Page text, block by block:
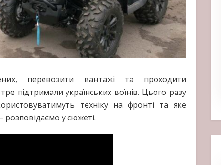
перевозити вантажі та проходити
підтримали українських воїнів. Цього разу
техніку на фронті та яке
у сюжеті.